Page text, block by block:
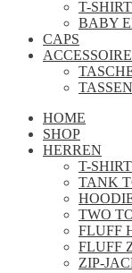
T-
BABY
CAPS
TASSEN
HOME
SHOP
HERREN
T-
TANK
TWO
FLUFF
FLUFF
ZIP-